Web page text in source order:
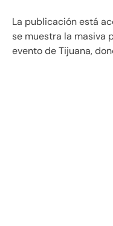
La publicación está
se muestra la masiva
evento de Tijuana,